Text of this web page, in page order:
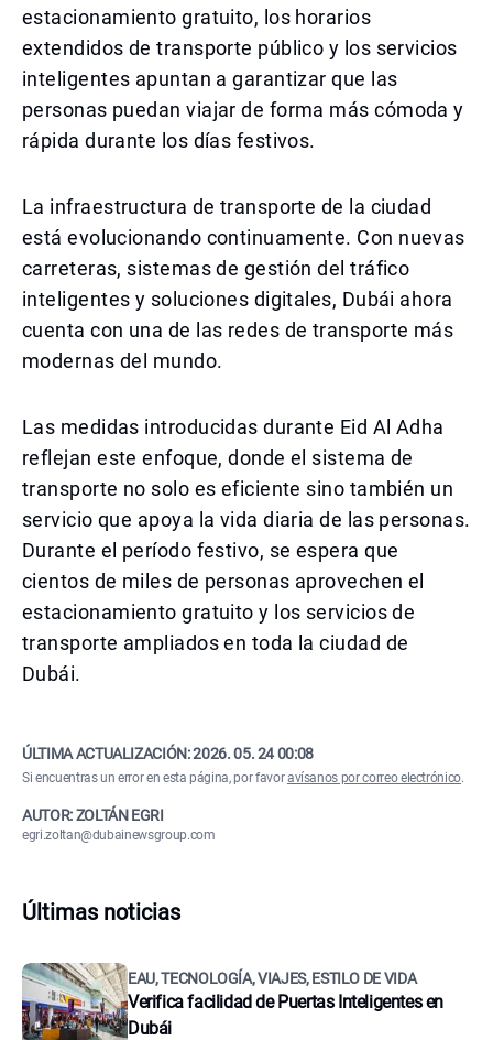
estacionamiento gratuito, los horarios
extendidos de transporte público y los servicios
inteligentes apuntan a garantizar que las
personas puedan viajar de forma más cómoda y
rápida durante los días festivos.
La infraestructura de transporte de la ciudad
está evolucionando continuamente. Con nuevas
carreteras, sistemas de gestión del tráfico
inteligentes y soluciones digitales, Dubái ahora
cuenta con una de las redes de transporte más
modernas del mundo.
Las medidas introducidas durante Eid Al Adha
reflejan este enfoque, donde el sistema de
transporte no solo es eficiente sino también un
servicio que apoya la vida diaria de las personas.
Durante el período festivo, se espera que
cientos de miles de personas aprovechen el
estacionamiento gratuito y los servicios de
transporte ampliados en toda la ciudad de
Dubái.
ÚLTIMA ACTUALIZACIÓN:2026. 05. 24 00:08
Si encuentras un error en esta página, por favoravísanos por correo electrónico.
AUTOR: ZOLTÁN EGRI
egri.zoltan@dubainewsgroup.com
Últimas noticias
EAU, TECNOLOGÍA, VIAJES, ESTILO DE VIDA
Verifica facilidad de Puertas Inteligentes en
Dubái